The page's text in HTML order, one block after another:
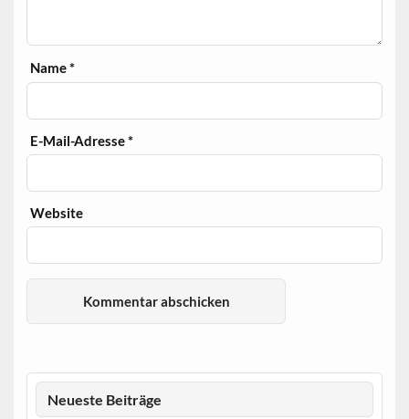
Name*
E-Mail-Adresse*
Website
Neueste Beiträge